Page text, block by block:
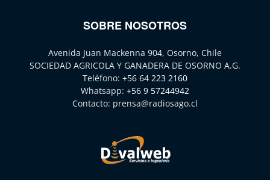
SOBRE NOSOTROS
Avenida Juan Mackenna 904, Osorno, Chile
SOCIEDAD AGRICOLA Y GANADERA DE OSORNO A.G.
Teléfono: +56 64 223 2160
Whatsapp: +56 9 57244942
Contacto: prensa@radiosago.cl